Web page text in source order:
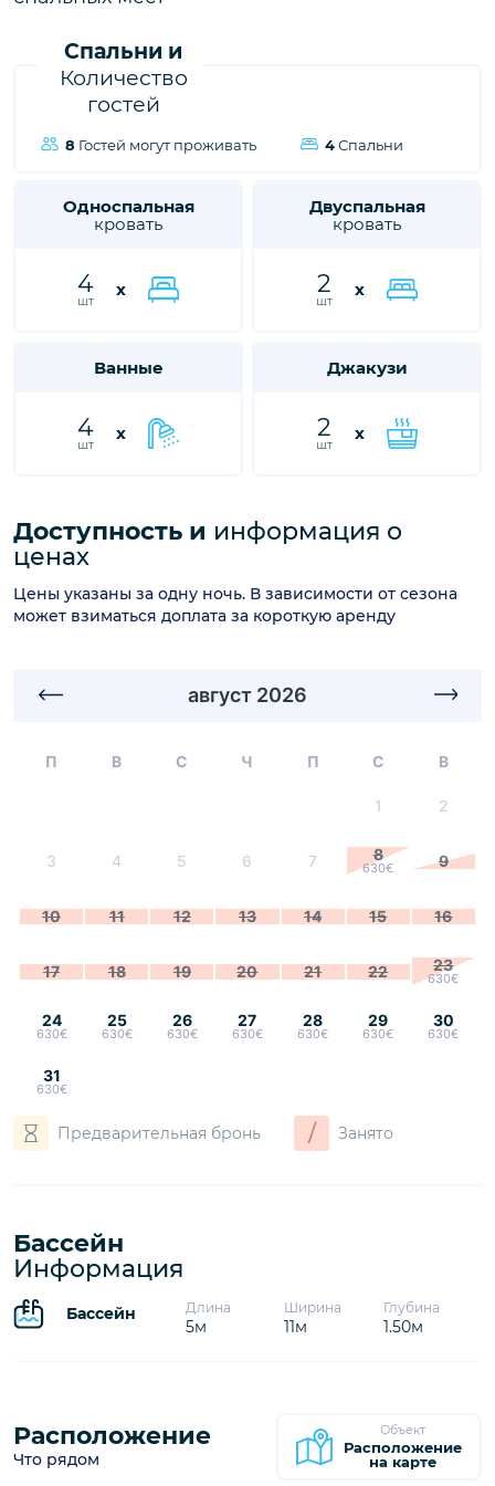
городе Фетхие, ждет вас, чтобы подарить вам и вашим
Доступность и информация о
ценах
Цены указаны за одну ночь. В зависимости от сезона
может взиматься доплата за короткую аренду
август 2026
П В С Ч П С В
1 2
3 4 5 6 7 8
630€ 9
10 11 12 13 14 15 16
17 18 19 20 21 22 23
630€
24
630€
25
630€
26
630€
27
630€
28
630€
29
630€
30
630€
31
630€
Предварительная бронь / Занято
Спальни и
Количество
гостей
8 Гостей могут проживать 4Спальни
Односпальная
кровать
4
шт
x
Двуспальная
кровать
2
шт
x
Ванные
4
шт
x
Джакузи
2
шт
x
Бассейн
Информация
Бассейн Длина
5м
Ширина
11м
Глубина
1.50м
Расположение
Что рядом
Объект
Расположение
на карте